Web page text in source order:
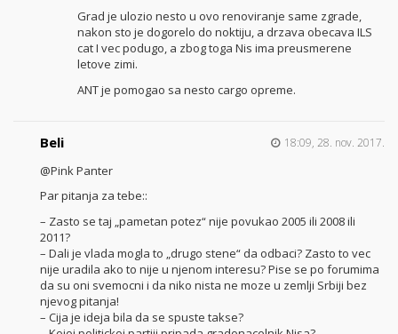
Grad je ulozio nesto u ovo renoviranje same zgrade,
nakon sto je dogorelo do noktiju, a drzava obecava ILS
cat I vec podugo, a zbog toga Nis ima preusmerene
letove zimi.
ANT je pomogao sa nesto cargo opreme.
Beli 18:09, 28. nov. 2017.
@Pink Panter
Par pitanja za tebe::
– Zasto se taj „pametan potez“ nije povukao 2005 ili 2008 ili
2011?
– Dali je vlada mogla to „drugo stene“ da odbaci? Zasto to vec
nije uradila ako to nije u njenom interesu? Pise se po forumima
da su oni svemocni i da niko nista ne moze u zemlji Srbiji bez
njevog pitanja!
– Cija je ideja bila da se spuste takse?